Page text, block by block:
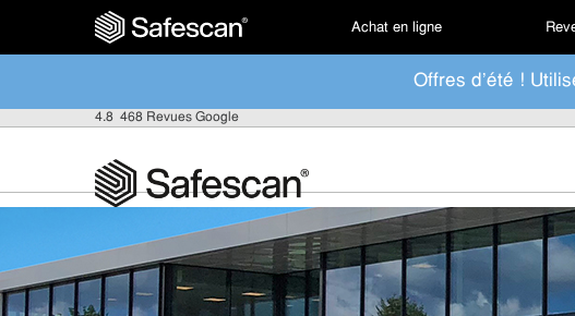
Achat en ligne
Offres d'été !
4.8 468 Revues Google